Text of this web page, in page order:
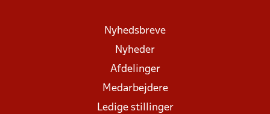
Nyhedsbreve
Nyheder
Afdelinger
Medarbejdere
Ledige stillinger